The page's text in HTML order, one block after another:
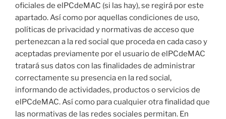
oficiales de elPCdeMAC (si las hay), se regirá por este
apartado. Así como por aquellas condiciones de uso,
políticas de privacidad y normativas de acceso que
pertenezcan a la red social que proceda en cada caso y
aceptadas previamente por el usuario de elPCdeMAC
tratará sus datos con las finalidades de administrar
correctamente su presencia en la red social,
informando de actividades, productos o servicios de
elPCdeMAC. Así como para cualquier otra finalidad que
las normativas de las redes sociales permitan. En